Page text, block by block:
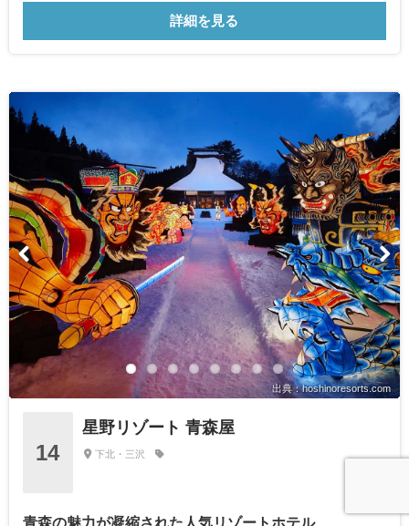
詳細を見る
出典：hoshinoresorts.com
14
星野リゾート 青森屋
下北・三沢
青森の魅力が凝縮された人気リゾートホテル